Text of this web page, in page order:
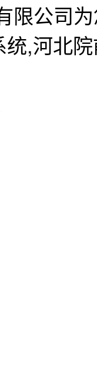
限公司
,河北